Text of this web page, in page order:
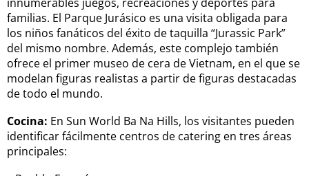
familias. El Parque Jurásico es una visita obligada para
los niños fanáticos del éxito de taquilla “Jurassic Park”
del mismo nombre. Además, este complejo también
ofrece el primer museo de cera de Vietnam, en el que se
modelan figuras realistas a partir de figuras destacadas
de todo el mundo.
Cocina: En Sun World Ba Na Hills, los visitantes pueden
identificar fácilmente centros de catering en tres áreas
principales: